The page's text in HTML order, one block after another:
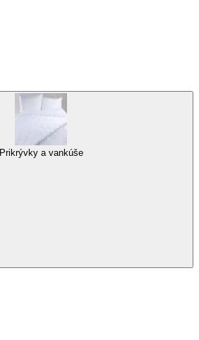
Prikrývky a vankúše